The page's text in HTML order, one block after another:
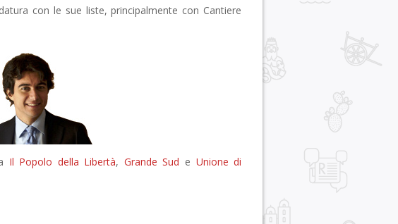
con le sue liste, principalmente con Cantiere
Il Popolo della Libertà, Grande Sud e Unione di